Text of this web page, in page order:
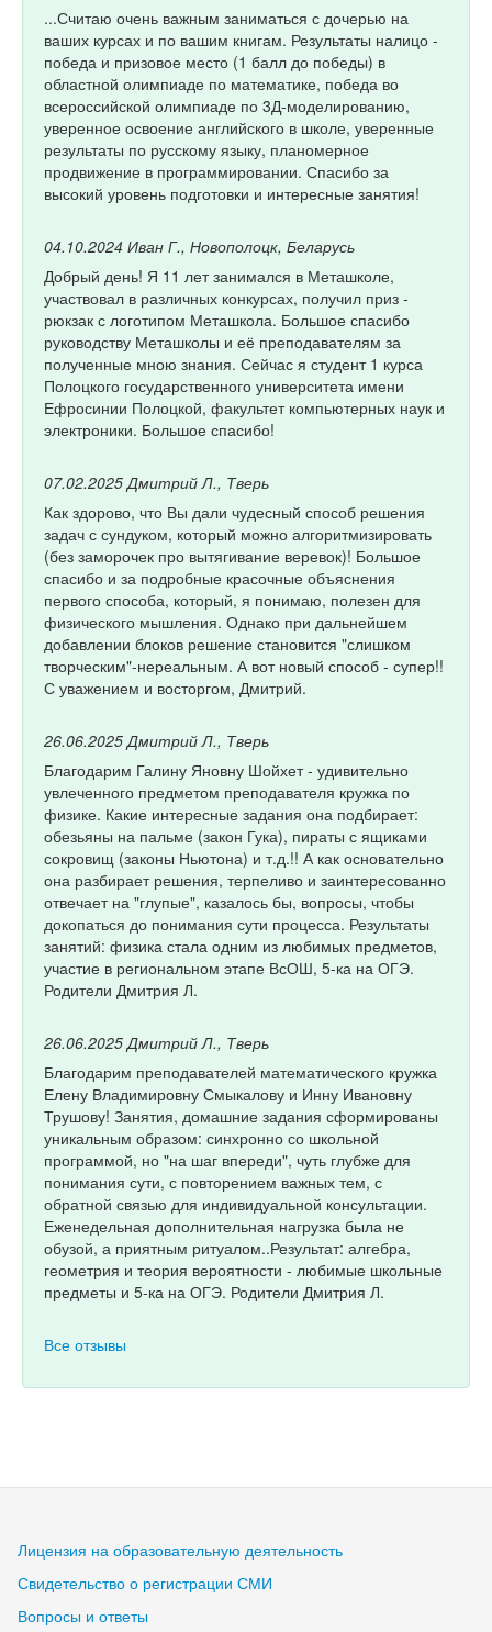
...Считаю очень важным заниматься с дочерью на
ваших курсах и по вашим книгам. Результаты налицо -
победа и призовое место (1 балл до победы) в
областной олимпиаде по математике, победа во
всероссийской олимпиаде по 3Д-моделированию,
уверенное освоение английского в школе, уверенные
результаты по русскому языку, планомерное
продвижение в программировании. Спасибо за
высокий уровень подготовки и интересные занятия!
04.10.2024 Иван Г., Новополоцк, Беларусь
Добрый день! Я 11 лет занимался в Меташколе,
участвовал в различных конкурсах, получил приз -
рюкзак с логотипом Меташкола. Большое спасибо
руководству Меташколы и её преподавателям за
полученные мною знания. Сейчас я студент 1 курса
Полоцкого государственного университета имени
Ефросинии Полоцкой, факультет компьютерных наук и
электроники. Большое спасибо!
07.02.2025Дмитрий Л., Тверь
Как здорово, что Вы дали чудесный способ решения
задач с сундуком, который можно алгоритмизировать
(без заморочек про вытягивание веревок)! Большое
спасибо и за подробные красочные объяснения
первого способа, который, я понимаю, полезен для
физического мышления. Однако при дальнейшем
добавлении блоков решение становится "слишком
творческим"-нереальным. А вот новый способ - супер!!
С уважением и восторгом, Дмитрий.
26.06.2025Дмитрий Л., Тверь
Благодарим Галину Яновну Шойхет - удивительно
увлеченного предметом преподавателя кружка по
физике. Какие интересные задания она подбирает:
обезьяны на пальме (закон Гука), пираты с ящиками
сокровищ (законы Ньютона) и т.д.!! А как основательно
она разбирает решения, терпеливо и заинтересованно
отвечает на "глупые", казалось бы, вопросы, чтобы
докопаться до понимания сути процесса. Результаты
занятий: физика стала одним из любимых предметов,
участие в региональном этапе ВсОШ, 5-ка на ОГЭ.
Родители Дмитрия Л.
26.06.2025Дмитрий Л., Тверь
Благодарим преподавателей математического кружка
Елену Владимировну Смыкалову и Инну Ивановну
Трушову! Занятия, домашние задания сформированы
уникальным образом: синхронно со школьной
программой, но "на шаг впереди", чуть глубже для
понимания сути, с повторением важных тем, с
обратной связью для индивидуальной консультации.
Еженедельная дополнительная нагрузка была не
обузой, а приятным ритуалом..Результат: алгебра,
геометрия и теория вероятности - любимые школьные
предметы и 5-ка на ОГЭ. Родители Дмитрия Л.
Все отзывы
Лицензия на образовательную деятельность
Свидетельство о регистрации СМИ
Вопросы и ответы